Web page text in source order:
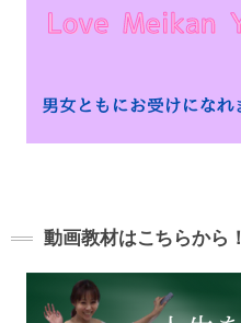
動画教材はこちらから！